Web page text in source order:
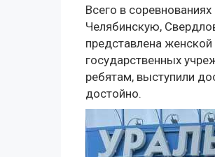
Всего в
Челябинскую,
представлена
государственных
ребятам, выступили
достойно.